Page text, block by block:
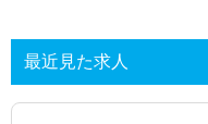
最近見た求人